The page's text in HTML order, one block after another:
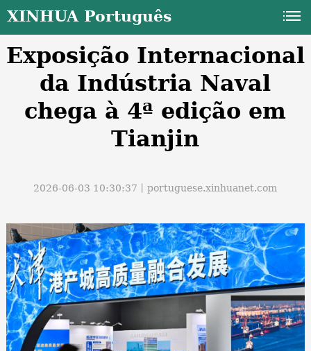
XINHUA Português
Exposição Internacional
da Indústria Naval
chega à 4ª edição em
Tianjin
2026-06-03 10:30:37丨portuguese.xinhuanet.com